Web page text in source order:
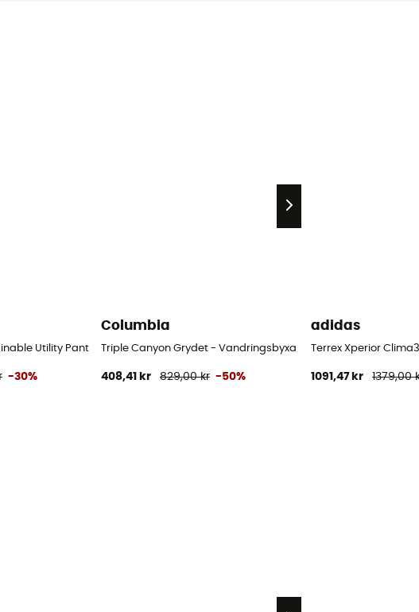
Utility Pant - Vandringsbyxor - Herr
-30%
Columbia
Triple Canyon Grydet - Vandringsbyxa Herr
408,41 kr 829,00 kr -50%
adidas
Terrex Xperior
1091,47 kr 1379,00